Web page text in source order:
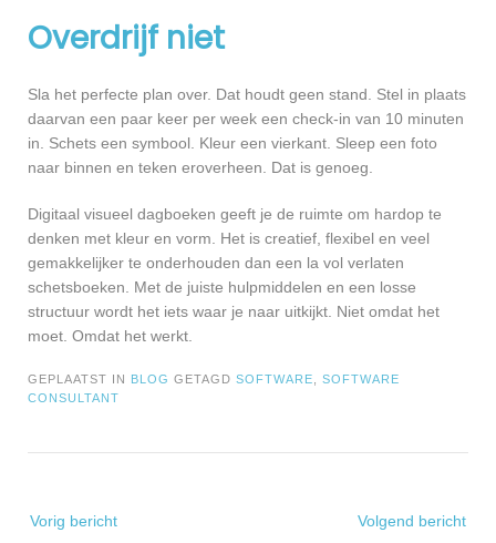
Overdrijf niet
Sla het perfecte plan over. Dat houdt geen stand. Stel in plaats
daarvan een paar keer per week een check-in van 10 minuten
in. Schets een symbool. Kleur een vierkant. Sleep een foto
naar binnen en teken eroverheen. Dat is genoeg.
Digitaal visueel dagboeken geeft je de ruimte om hardop te
denken met kleur en vorm. Het is creatief, flexibel en veel
gemakkelijker te onderhouden dan een la vol verlaten
schetsboeken. Met de juiste hulpmiddelen en een losse
structuur wordt het iets waar je naar uitkijkt. Niet omdat het
moet. Omdat het werkt.
GEPLAATST IN BLOG GETAGD SOFTWARE
SOFTWARE
CONSULTANT
navigatie
Vorig bericht Volgend bericht